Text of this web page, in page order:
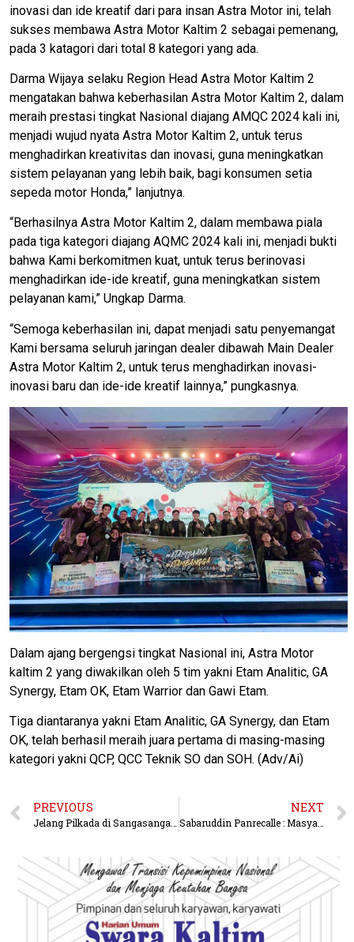
inovasi dan ide kreatif dari para insan Astra Motor ini, telah
sukses membawa Astra Motor Kaltim 2 sebagai pemenang,
pada 3 katagori dari total 8 kategori yang ada.
Darma Wijaya selaku Region Head Astra Motor Kaltim 2
mengatakan bahwa keberhasilan Astra Motor Kaltim 2, dalam
meraih prestasi tingkat Nasional diajang AMQC 2024 kali ini,
menjadi wujud nyata Astra Motor Kaltim 2, untuk terus
menghadirkan kreativitas dan inovasi, guna meningkatkan
sistem pelayanan yang lebih baik, bagi konsumen setia
sepeda motor Honda,” lanjutnya.
“Berhasilnya Astra Motor Kaltim 2, dalam membawa piala
pada tiga kategori diajang AQMC 2024 kali ini, menjadi bukti
bahwa Kami berkomitmen kuat, untuk terus berinovasi
menghadirkan ide-ide kreatif, guna meningkatkan sistem
pelayanan kami,” Ungkap Darma.
“Semoga keberhasilan ini, dapat menjadi satu penyemangat
Kami bersama seluruh jaringan dealer dibawah Main Dealer
Astra Motor Kaltim 2, untuk terus menghadirkan inovasi-
inovasi baru dan ide-ide kreatif lainnya,” pungkasnya.
Dalam ajang bergengsi tingkat Nasional ini, Astra Motor
kaltim 2 yang diwakilkan oleh 5 tim yakni Etam Analitic, GA
Synergy, Etam OK, Etam Warrior dan Gawi Etam.
Tiga diantaranya yakni Etam Analitic, GA Synergy, dan Etam
OK, telah berhasil meraih juara pertama di masing-masing
kategori yakni QCP, QCC Teknik SO dan SOH. (Adv/Ai)
PREVIOUS NEXT